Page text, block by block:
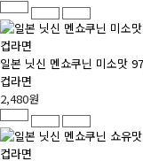
일본 닛신 멘쇼쿠닌 미소맛
컵라면
2,480원